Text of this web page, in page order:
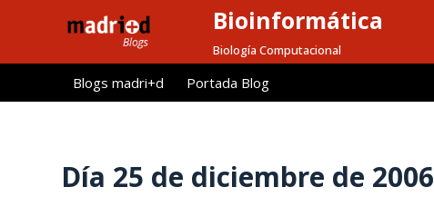
l
Bioinformática
Biología Computacional
Blogs madri+d Portada Blog
Día 25 de diciembre de 2006